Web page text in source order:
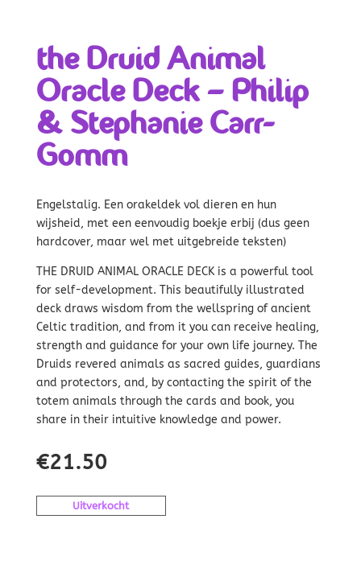
the Druid Animal
Oracle Deck – Philip
& Stephanie Carr-
Gomm
Engelstalig. Een orakeldek vol dieren en hun
wijsheid, met een eenvoudig boekje erbij (dus geen
hardcover, maar wel met uitgebreide teksten)
THE DRUID ANIMAL ORACLE DECK is a powerful tool
for self-development. This beautifully illustrated
deck draws wisdom from the wellspring of ancient
Celtic tradition, and from it you can receive healing,
strength and guidance for your own life journey. The
Druids revered animals as sacred guides, guardians
and protectors, and, by contacting the spirit of the
totem animals through the cards and book, you
share in their intuitive knowledge and power.
€21.50
Uitverkocht